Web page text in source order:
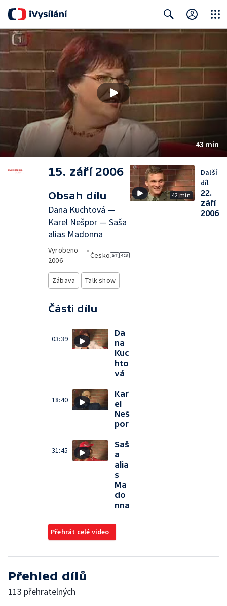
Search Close
43 min
15. září 2006
Obsah dílu
Dana Kuchtová —
Karel Nešpor — Saša
alias Madonna
Vyrobeno
2006
•
Česko
Zábava Talk show
Části dílu
03:39
Da
na
Kuc
hto
vá
18:40
Kar
el
Neš
por
31:45
Saš
a
alia
s
Ma
do
nna
Přehrát celé video
42 min
Další
díl
22.
září
2006
Přehled dílů
113 přehratelných